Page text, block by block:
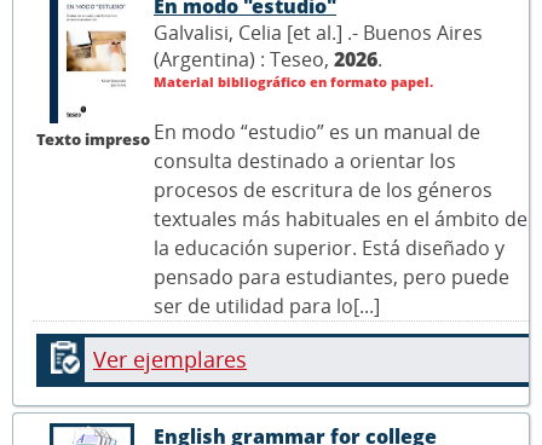
Texto impreso
En modo "estudio"
Galvalisi, Celia [et al.] .- Buenos Aires
(Argentina) : Teseo, 2026.
Material bibliográfico en formato papel.
En modo “estudio” es un manual de
consulta destinado a orientar los
procesos de escritura de los géneros
textuales más habituales en el ámbito de
la educación superior. Está diseñado y
pensado para estudiantes, pero puede
ser de utilidad para lo[...]
Ver ejemplares
English grammar for college